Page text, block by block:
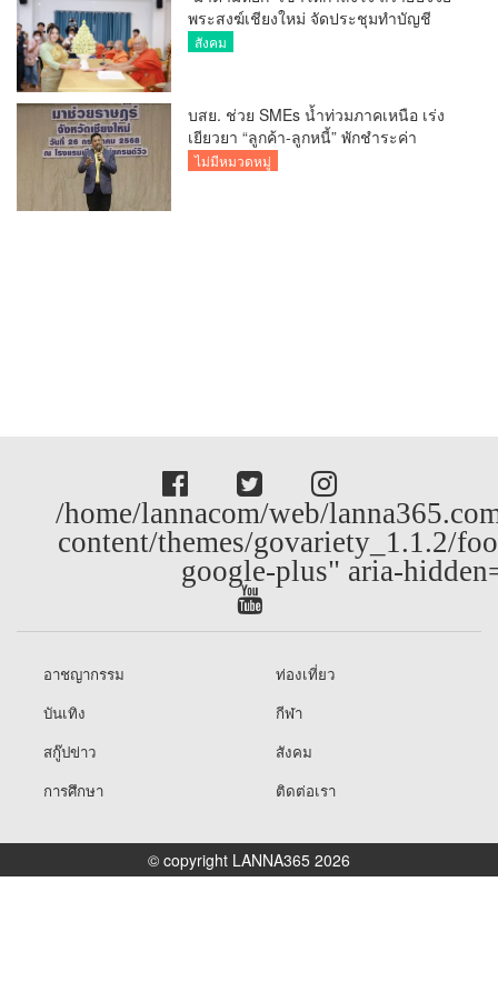
พระสงฆ์เชียงใหม่ จัดประชุมทำบัญชี
รายรับรายจ่ายของวัด กว่า 300 รูป ที่วัด
สังคม
บสย. ช่วย SMEs น้ำท่วมภาคเหนือ เร่ง
เยียวยา “ลูกค้า-ลูกหนี้” พักชำระค่า
ธรรมเนียม-ค่างวด
ไม่มีหมวดหมู่
/home/lannacom/web/
content/themes/govariety_1.1.2/
google-plus" aria-
อาชญากรรม
ท่องเที่ยว
บันเทิง
กีฬา
สกู๊ปข่าว
สังคม
การศึกษา
ติดต่อเรา
© copyright LANNA365 2026